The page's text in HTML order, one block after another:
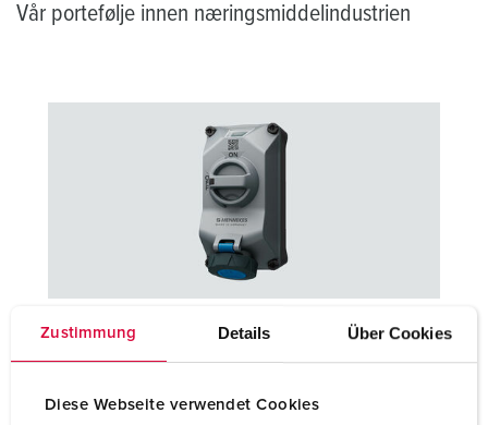
Zustimmung Details Über Cookies
Diese Webseite verwendet Cookies
Vår portefølje innen næringsmiddelindustrien
Kontakter og uttak for næringsmiddelindustrien
MENNEKES tilbyr veggkontakter, plugger og
kjemikaliebestandighet, kapslingsklasse IP67 / IP69 og